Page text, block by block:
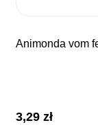
animonda vom
3,29zł